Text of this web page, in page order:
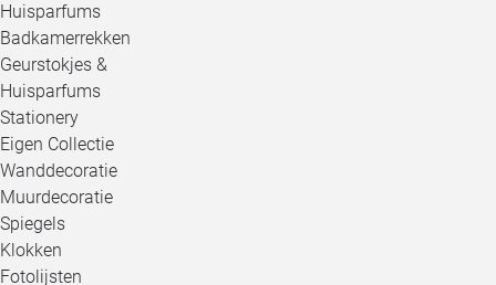
Huisparfums
Badkamerrekken
Geurstokjes &
Huisparfums
Stationery
Eigen Collectie
Wanddecoratie
Muurdecoratie
Spiegels
Klokken
Fotolijsten